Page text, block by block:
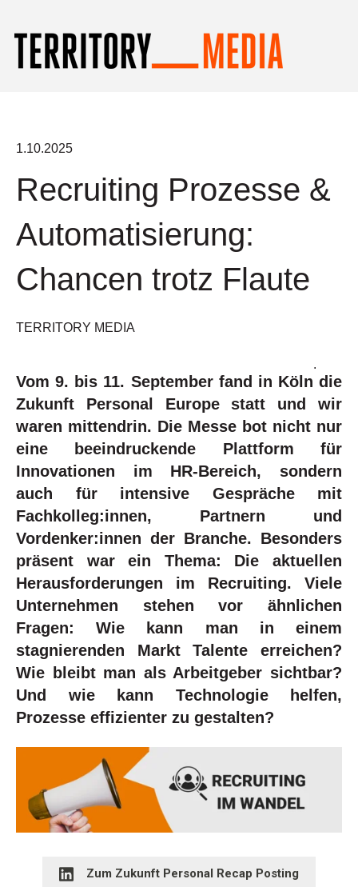
1.10.2025
Recruiting Prozesse &
Automatisierung:
Chancen trotz Flaute
TERRITORY MEDIA
.
Vom 9. bis 11. September fand in Köln die
Zukunft Personal Europe statt und wir
waren mittendrin. Die Messe bot nicht nur
eine beeindruckende Plattform für
Innovationen im HR-Bereich, sondern
auch für intensive Gespräche mit
Fachkolleg:innen, Partnern und
Vordenker:innen der Branche. Besonders
präsent war ein Thema: Die aktuellen
Herausforderungen im Recruiting. Viele
Unternehmen stehen vor ähnlichen
Fragen: Wie kann man in einem
stagnierenden Markt Talente erreichen?
Wie bleibt man als Arbeitgeber sichtbar?
Und wie kann Technologie helfen,
Prozesse effizienter zu gestalten?
Zum Zukunft Personal Recap Posting